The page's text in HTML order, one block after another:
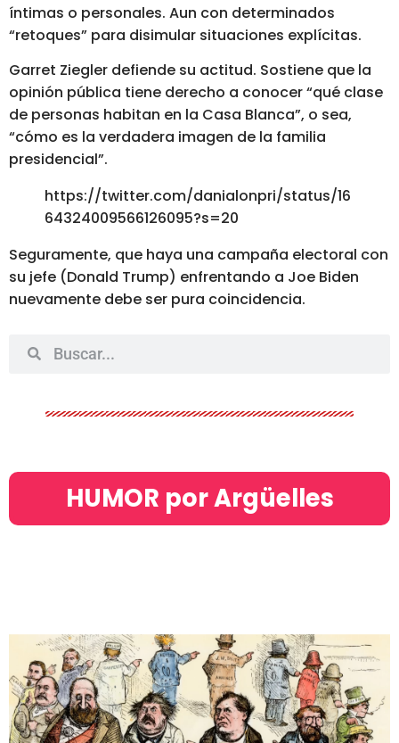
íntimas o personales. Aun con determinados
“retoques” para disimular situaciones explícitas.
Garret Ziegler defiende su actitud. Sostiene que la
opinión pública tiene derecho a conocer “qué clase
de personas habitan en la Casa Blanca”, o sea,
“cómo es la verdadera imagen de la familia
presidencial”.
https://twitter.com/danialonpri/status/16
64324009566126095?s=20
Seguramente, que haya una campaña electoral con
su jefe (Donald Trump) enfrentando a Joe Biden
nuevamente debe ser pura coincidencia.
HUMOR por Argüelles